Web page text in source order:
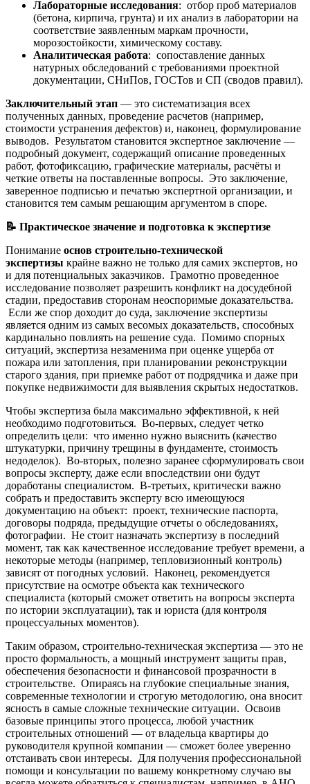
Лабораторные исследования: отбор проб материалов
(бетона, кирпича, грунта) и их анализ в лаборатории на
соответствие заявленным маркам прочности,
морозостойкости, химическому составу.
Аналитическая работа: сопоставление данных
натурных обследований с требованиями проектной
документации, СНиПов, ГОСТов и СП (сводов правил).
Заключительный этап — это систематизация всех
полученных данных, проведение расчетов (например,
стоимости устранения дефектов) и, наконец, формулирование
выводов. Результатом становится экспертное заключение —
подробный документ, содержащий описание проведенных
работ, фотофиксацию, графические материалы, расчёты и
четкие ответы на поставленные вопросы. Это заключение,
заверенное подписью и печатью экспертной организации, и
становится тем самым решающим аргументом в споре.
📝 Практическое значение и подготовка к экспертизе
Понимание основ строительно-технической
экспертизы крайне важно не только для самих экспертов, но
и для потенциальных заказчиков. Грамотно проведенное
исследование позволяет разрешить конфликт на досудебной
стадии, предоставив сторонам неоспоримые доказательства.
Если же спор доходит до суда, заключение экспертизы
является одним из самых весомых доказательств, способных
кардинально повлиять на решение суда. Помимо спорных
ситуаций, экспертиза незаменима при оценке ущерба от
пожара или затопления, при планировании реконструкции
старого здания, при приемке работ от подрядчика и даже при
покупке недвижимости для выявления скрытых недостатков.
Чтобы экспертиза была максимально эффективной, к ней
необходимо подготовиться. Во-первых, следует четко
определить цели: что именно нужно выяснить (качество
штукатурки, причину трещины в фундаменте, стоимость
недоделок). Во-вторых, полезно заранее сформулировать свои
вопросы эксперту, даже если впоследствии они будут
доработаны специалистом. В-третьих, критически важно
собрать и предоставить эксперту всю имеющуюся
документацию на объект: проект, технические паспорта,
договоры подряда, предыдущие отчеты о обследованиях,
фотографии. Не стоит назначать экспертизу в последний
момент, так как качественное исследование требует времени, а
некоторые методы (например, тепловизионный контроль)
зависят от погодных условий. Наконец, рекомендуется
присутствие на осмотре объекта как технического
специалиста (который сможет ответить на вопросы эксперта
по истории эксплуатации), так и юриста (для контроля
процессуальных моментов).
Таким образом, строительно-техническая экспертиза — это не
просто формальность, а мощный инструмент защиты прав,
обеспечения безопасности и финансовой прозрачности в
строительстве. Опираясь на глубокие специальные знания,
современные технологии и строгую методологию, она вносит
ясность в самые сложные технические ситуации. Освоив
базовые принципы этого процесса, любой участник
строительных отношений — от владельца квартиры до
руководителя крупной компании — сможет более уверенно
отстаивать свои интересы. Для получения профессиональной
помощи и консультации по вашему конкретному случаю вы